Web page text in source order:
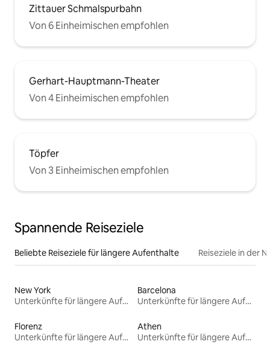
Zittauer Schmalspurbahn
Von 6 Einheimischen empfohlen
Gerhart-Hauptmann-Theater
Von 4 Einheimischen empfohlen
Töpfer
Von 3 Einheimischen empfohlen
Spannende Reiseziele
Beliebte Reiseziele für längere Aufenthalte Reiseziele in der
New York
Unterkünfte für längere Aufenthalte
Barcelona
Unterkünfte für längere Aufenthalte
Florenz
Unterkünfte für längere Aufenthalte
Athen
Unterkünfte für längere Aufenthalte